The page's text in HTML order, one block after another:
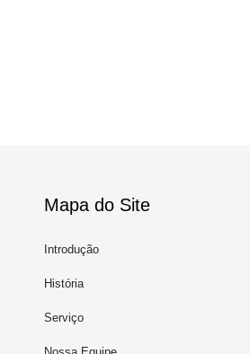
Mapa do Site
Introdução
História
Serviço